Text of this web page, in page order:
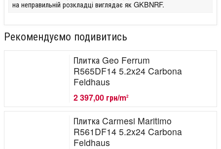
на неправильній розкладці виглядає як GKBNRF.
Рекомендуємо подивитись
Плитка Geo Ferrum
R565DF14 5.2x24 Carbona
Feldhaus
2 397,00 грн/m2
Плитка Carmesi Maritimo
R561DF14 5.2x24 Carbona
Feldhaus